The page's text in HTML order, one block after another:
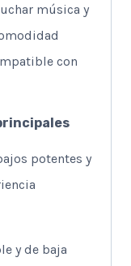
música y
con
potentes y
y de baja